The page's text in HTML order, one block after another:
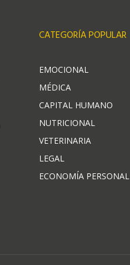
CATEGORÍA POPULAR
EMOCIONAL
MÉDICA
CAPITAL HUMANO
NUTRICIONAL
VETERINARIA
LEGAL
ECONOMÍA PERSONAL